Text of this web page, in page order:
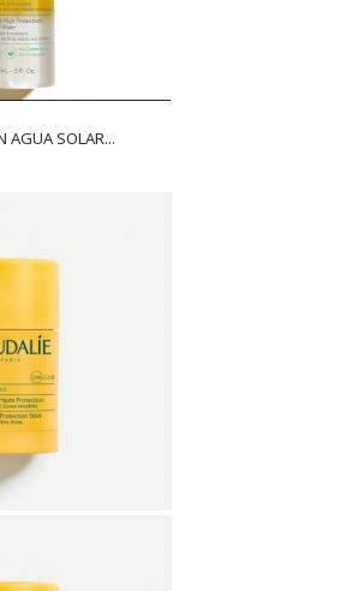
AGUA SOLAR...